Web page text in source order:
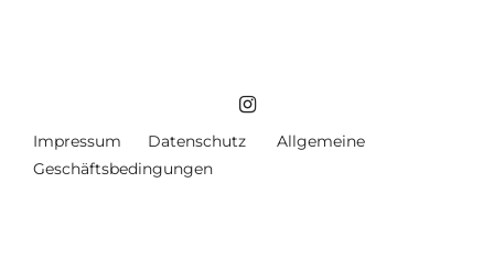
Impressum Datenschutz
Allgemeine
Geschäftsbedingungen